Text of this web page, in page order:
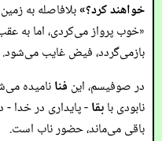
خواهند کرد؟»بلافاصله به
«خوب پرواز می‌کردی، اما به
بازمی‌گردد، فیض غایب می‌شود.
در صوفیسم، این فنانامیده
نابودی بابقا- پایداری در خدا
باقی می‌ماند، حضور ناب است.